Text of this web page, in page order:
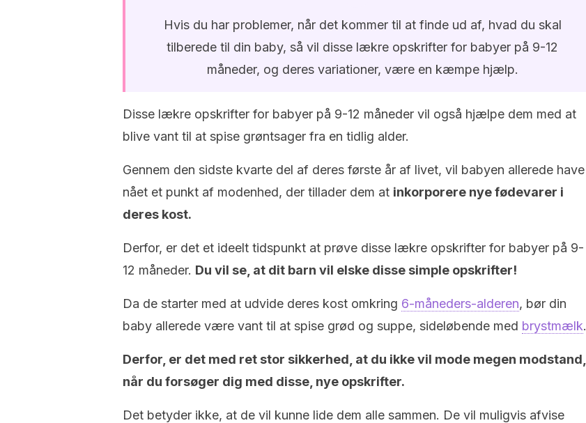
Hvis du har problemer, når det kommer til at finde ud af, hvad du skal
tilberede til din baby, så vil disse lækre opskrifter for babyer på 9-12
måneder, og deres variationer, være en kæmpe hjælp.
Disse lækre opskrifter for babyer på 9-12 måneder vil også hjælpe dem med at
blive vant til at spise grøntsager fra en tidlig alder.
Gennem den sidste kvarte del af deres første år af livet, vil babyen allerede have
nået et punkt af modenhed, der tillader dem at inkorporere nye fødevarer i
deres kost.
Derfor, er det et ideelt tidspunkt at prøve disse lækre opskrifter for babyer på 9-
12 måneder. Du vil se, at dit barn vil elske disse simple opskrifter!
Da de starter med at udvide deres kost omkring 6-måneders-alderen, bør din
baby allerede være vant til at spise grød og suppe, sideløbende med brystmælk.
Derfor, er det med ret stor sikkerhed, at du ikke vil mode megen modstand,
når du forsøger dig med disse, nye opskrifter.
Det betyder ikke, at de vil kunne lide dem alle sammen. De vil muligvis afvise